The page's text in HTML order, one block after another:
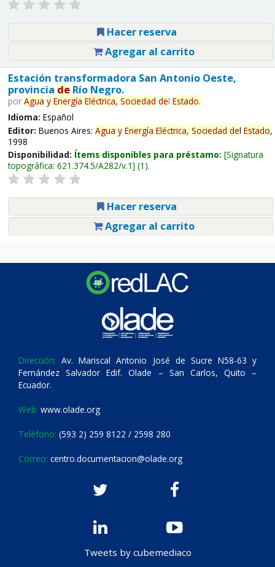
Hacer reserva
Agregar al carrito
Estación transformadora San Antonio Oeste,
provincia deRío Negro.
por Agua y Energía Eléctrica, Sociedad del Estado.
Idioma: Español
Editor: Buenos Aires: Agua y Energía Eléctrica, Sociedad del Estado,
1998
Disponibilidad: Ítems disponibles para préstamo: Signatura
topográfica: 621.374.5/A282/v.1 (1).
Hacer reserva
Agregar al carrito
Dirección: Av. Mariscal Antonio José de Sucre N58-63 y
Fernández Salvador Edif. Olade – San Carlos, Quito –
Ecuador.
Web: www.olade.org
Teléfono: (593 2) 259 8122 / 2598 280
Correo: centro.documentacion@olade.org
Tweets by cubemediaco